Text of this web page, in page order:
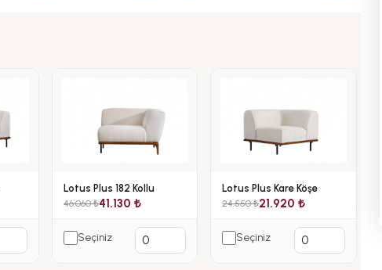
Lotus Plus 182 Kollu
46.060 ₺41.130 ₺
Seçiniz
Lotus Plus Kare Köşe
24.550 ₺21.920 ₺
Seçiniz